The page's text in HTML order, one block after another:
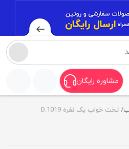
مشاوره رایگان
تخت خواب یک نفره D.1019